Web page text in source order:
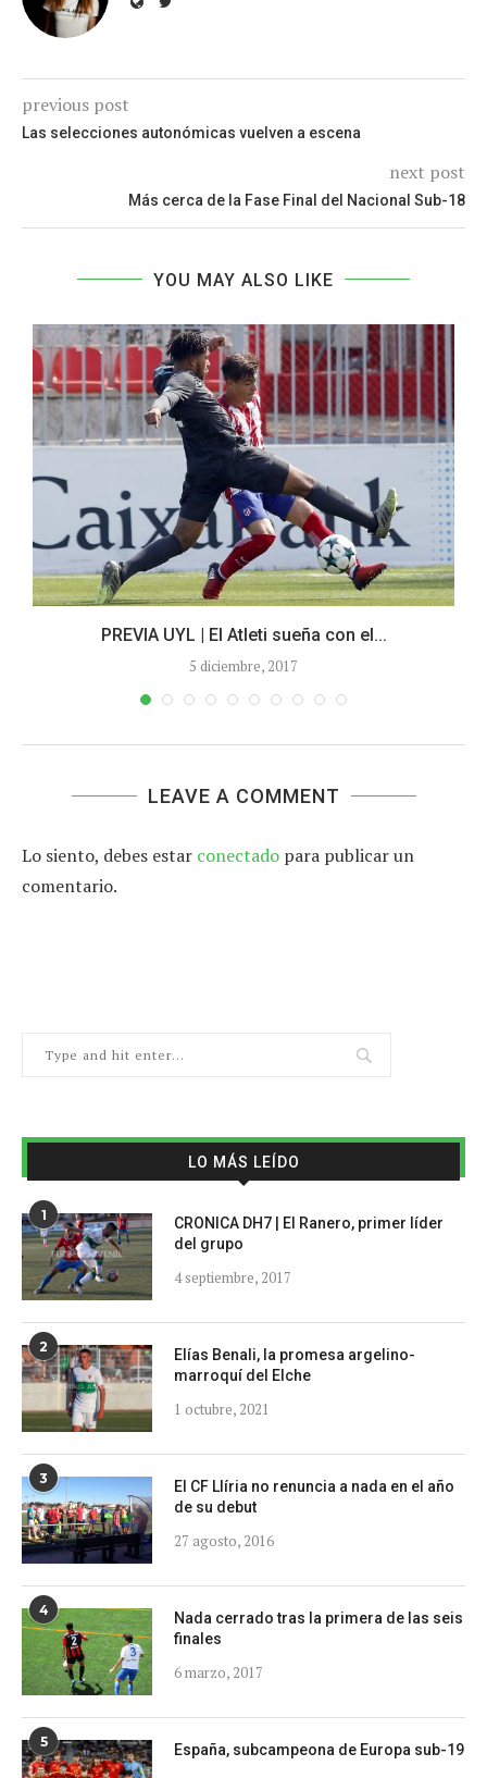
previous post
Las selecciones autonómicas vuelven a escena
next post
Más cerca de la Fase Final del Nacional Sub-18
YOU MAY ALSO LIKE
PREVIA UYL | El Atleti sueña con el...
5 diciembre, 2017
LEAVE A COMMENT
Lo siento, debes estar conectado para publicar un
comentario.
LO MÁS LEÍDO
1
CRONICA DH7 | El Ranero, primer líder
del grupo
4 septiembre, 2017
2
Elías Benali, la promesa argelino-
marroquí del Elche
1 octubre, 2021
3
El CF Llíria no renuncia a nada en el año
de su debut
27 agosto, 2016
4
Nada cerrado tras la primera de las seis
finales
6 marzo, 2017
5 España, subcampeona de Europa sub-19